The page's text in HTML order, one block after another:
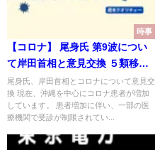
時事
【コロナ】 尾身氏 第9波につい
て岸田首相と意見交換 ５類移行
後の動向は？
尾身氏、岸田首相とコロナについて意見交
換 現在、沖縄を中心にコロナ患者が増加
しています。 患者増加に伴い、一部の医
療機関で受診が制限されてい...